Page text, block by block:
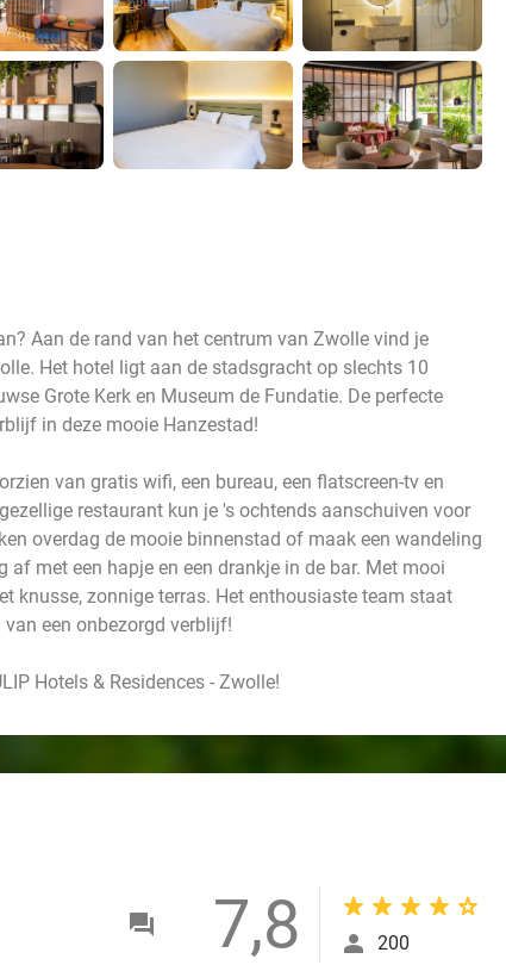
Aan de rand van het centrum van Zwolle vind je
Het hotel ligt aan de stadsgracht op slechts 10
Grote Kerk en Museum de Fundatie. De perfecte
in deze mooie Hanzestad!
van gratis wifi, een bureau, een flatscreen-tv en
restaurant kun je 's ochtends aanschuiven voor
overdag de mooie binnenstad of maak een wandeling
af met een hapje en een drankje in de bar. Met mooi
knusse, zonnige terras. Het enthousiaste team staat
een onbezorgd verblijf!
Hotels & Residences - Zwolle!
7,8 200